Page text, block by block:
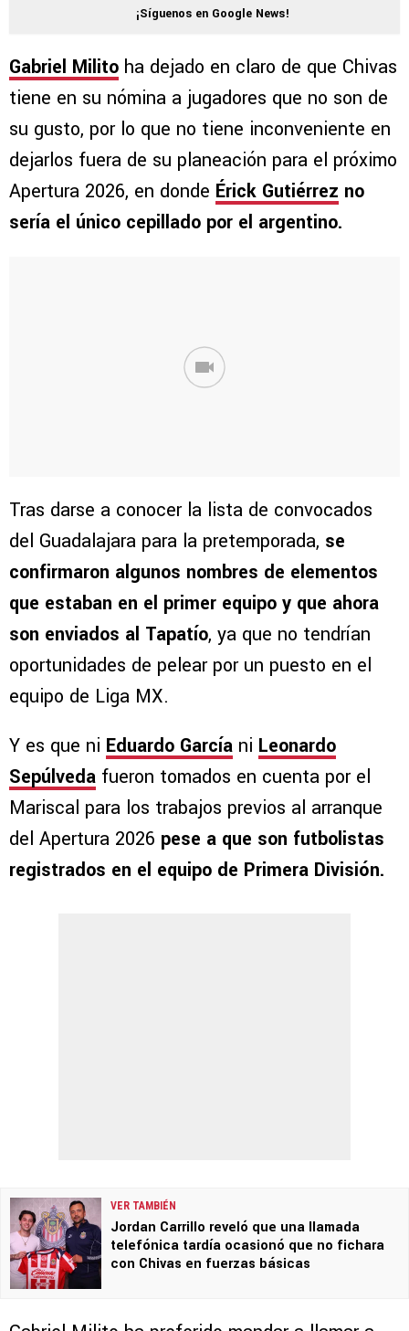
¡Síguenos en Google News!
Gabriel Milito ha dejado en claro de que Chivas
tiene en su nómina a jugadores que no son de
su gusto, por lo que no tiene inconveniente en
dejarlos fuera de su planeación para el próximo
Apertura 2026, en donde Érick Gutiérrez no
sería el único cepillado por el argentino.
Tras darse a conocer la lista de convocados
del Guadalajara para la pretemporada, se
confirmaron algunos nombres de elementos
que estaban en el primer equipo y que ahora
son enviados al Tapatío, ya que no tendrían
oportunidades de pelear por un puesto en el
equipo de Liga MX.
Y es que ni Eduardo García ni Leonardo
Sepúlveda fueron tomados en cuenta por el
Mariscal para los trabajos previos al arranque
del Apertura 2026 pese a que son futbolistas
registrados en el equipo de Primera División.
VER TAMBIÉN
Jordan Carrillo reveló que una llamada
telefónica tardía ocasionó que no fichara
con Chivas en fuerzas básicas